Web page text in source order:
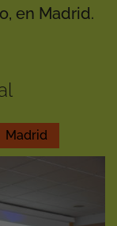
en Madrid.
Madrid